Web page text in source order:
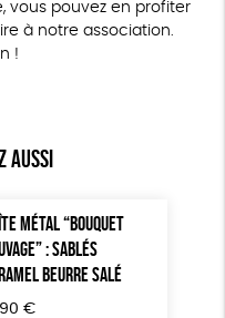
vous pouvez en profiter
à notre association.
!
aussi
MÉTAL “BOUQUET
: SABLÉS
BEURRE SALÉ
€